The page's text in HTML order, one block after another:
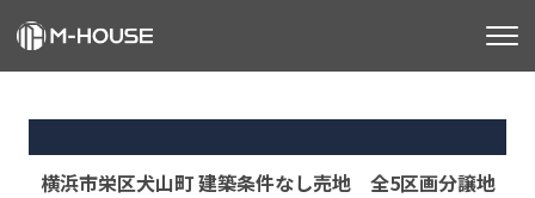
販売物件
横浜市栄区犬山町 建築条件なし売地 全5区画分譲地